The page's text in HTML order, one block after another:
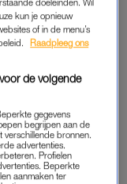
emigreert op
– en het feit
is – blijft ze
waren zo
om te vragen of
dat juist op de
zijn zoons
kun je opnieuw
of in de menu’s
Raadpleeg ons
de volgende
gegevens
begrijpen aan de
verschillende bronnen.
advertenties.
Profielen
Beperkte
aanmaken ter